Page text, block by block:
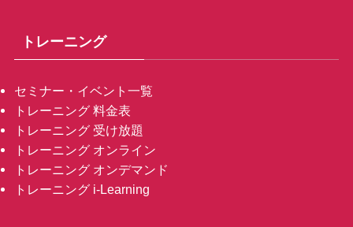
トレーニング
セミナー・イベント一覧
トレーニング 料金表
トレーニング 受け放題
トレーニング オンライン
トレーニング オンデマンド
トレーニング i-Learning